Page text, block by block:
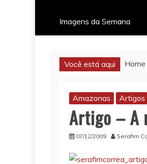
Imagens da Semana
Você está aqui Home
Amazonas Artigos
Artigo – A
07/12/2009 Serafim